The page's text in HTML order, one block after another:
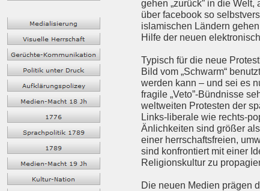
gehen „zurück” in die
über facebook so
islamischen Ländern
Hilfe der neuen
Typisch für die neue
Bild vom „Schwarm“
werden kann – und sei es
fragile „Veto”-Bündnisse
weltweiten Protesten der
Links-liberale wie rechts-
Änlichkeiten sind größer
einer herrschaftsfreien,
sind konfrontiert mit einer
Religionskultur zu
Die neuen Medien prägen